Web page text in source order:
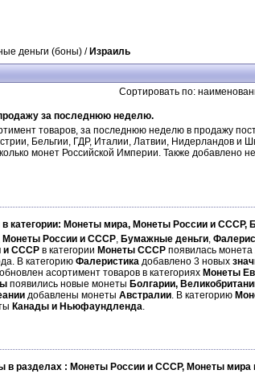
деньги (боны) / Израиль
Сортировать по:
за последнюю неделю.
товаров, за последнюю неделю в продажу
Бельгии, ГДР, Италии, Латвии, Нидерландов
монет Российской Империи. Также
в категории: Монеты мира, Монеты России и СССР,
Монеты России и СССР, Бумажные деньги,
и СССР в категории Монеты СССР появилась монета
В категорию Фалеристика добавлено 3 новых
обновлен асортимент товаров в категориях Монеты
появились новые монеты Болгарии,
добавлены монеты Австралии. В категорию
Канады и Ньюфаундленда.
в разделах : Монеты России и СССР, Монеты